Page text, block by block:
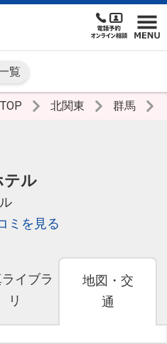
覧
北関東 群馬
テル
ミを見る
イブラ
リ
地図・交
通